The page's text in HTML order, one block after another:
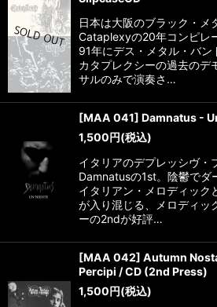
日本は大阪のブラック・メ
Cataplexyの20年コンピレ
91年にデス・メタル・バン
カタプレクシーの過去のデ
サルのみで演奏さ…
[MAA 041] Damnatus -
1,500円(税込)
イタリアのデプレッシヴ・
Damnatusの1st。陰鬱でダ
イタリアン・メロディック
が入り混じる、メロディッ
ーの2ndが好評…
[MAA 042] Autumn
Percipi / CD (2nd Press)
1,500円(税込)